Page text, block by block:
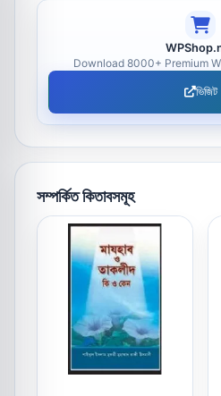
Download 8000+ Premium
ভিজিট
সম্পর্কিত কিতাবসমূহ